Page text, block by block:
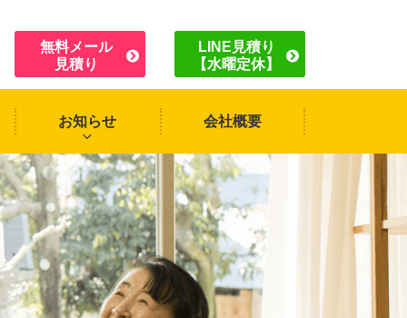
無料メール
見積り
LINE見積り
【水曜定休】
お知らせ 会社概要